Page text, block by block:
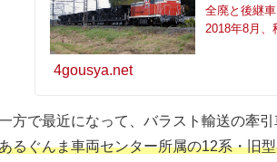
全廃と後継
2018年8月、
4gousya.net
方で最近になって、バラスト輸送の牽引
るぐんま車両センター所属の12系・旧